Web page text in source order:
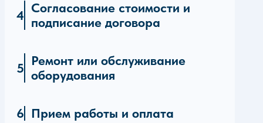
Согласование стоимости и
подписание договора
Ремонт или обслуживание
оборудования
Прием работы и оплата